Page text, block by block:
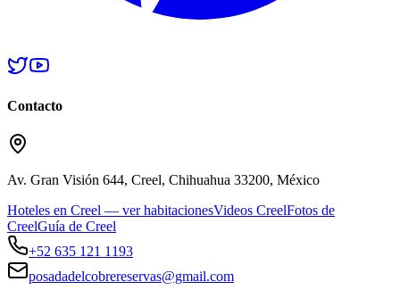
Contacto
Av. Gran Visión 644, Creel, Chihuahua 33200, México
Hoteles en Creel — ver habitacionesVideos CreelFotos de
CreelGuía de Creel
+52 635 121 1193
posadadelcobrereservas@gmail.com